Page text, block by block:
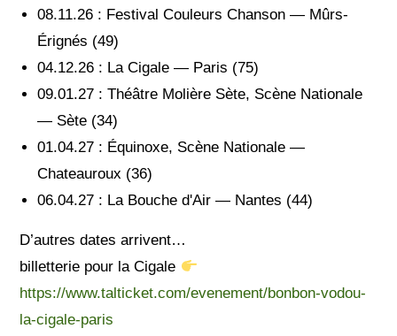
08.11.26 : Festival Couleurs Chanson — Mûrs-
Érignés (49)
04.12.26 : La Cigale — Paris (75)
09.01.27 : Théâtre Molière Sète, Scène Nationale
— Sète (34)
01.04.27 : Équinoxe, Scène Nationale —
Chateauroux (36)
06.04.27 : La Bouche d'Air — Nantes (44)
D’autres dates arrivent…
billetterie pour la Cigale
https://www.talticket.com/evenement/bonbon-vodou-
la-cigale-paris